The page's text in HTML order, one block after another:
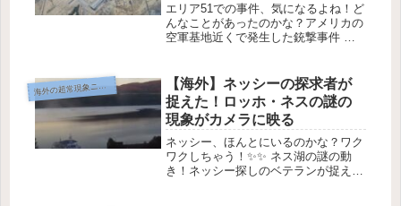
エリア51での事件、気になるよね！ど
んなことがあったのかな？アメリカの
空軍基地近くで発生した銃撃事件 🚨
概要 🌟2025年9月2...
海
外の超常現象ニュース
【海外】ネッシーの探求者が
捉えた！ロッホ・ネスの謎の
現象がカメラに映る
ネッシー、ほんとにいるのかな？ワク
ワクしちゃう！✨✨ ネス湖の謎の動
き！ネッシー探しのベテランが捉えた